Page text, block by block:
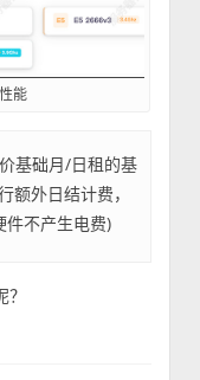
能
基础月/日租的基
额外日结计费，
件不产生电费)